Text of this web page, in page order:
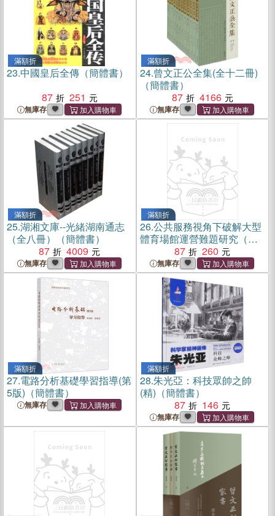
滿額折
23.中國皇后全傳（簡體書）
87
251
無庫存
滿額折
24.曾文正公全集(全十二冊)
（簡體書）
87
4166
無庫存
滿額折
25.湖湘文庫--光緒湖南通志
（全八冊）（簡體書）
87
4009
無庫存
滿額折
26.公共服務視角下破解大型
體育場館運營難題研究（簡
87 260
無庫存
滿額折
27.電路分析基礎學習指導(第
5版)（簡體書）
無庫存
滿額折
28.朱光亞：科技眾帥之帥
(精)（簡體書）
87
146
無庫存